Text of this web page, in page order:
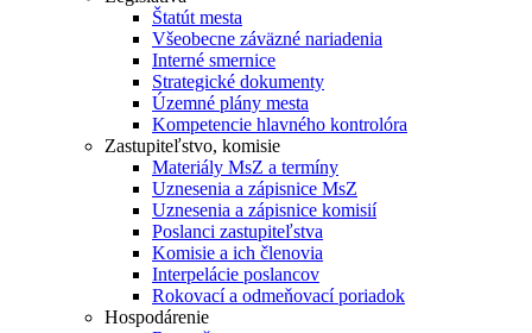
Štatút mesta
Všeobecne záväzné nariadenia
Interné smernice
Strategické dokumenty
Územné plány mesta
Kompetencie hlavného kontrolóra
Zastupiteľstvo, komisie
Materiály MsZ a termíny
Uznesenia a zápisnice MsZ
Uznesenia a zápisnice komisií
Poslanci zastupiteľstva
Komisie a ich členovia
Interpelácie poslancov
Rokovací a odmeňovací poriadok
Hospodárenie